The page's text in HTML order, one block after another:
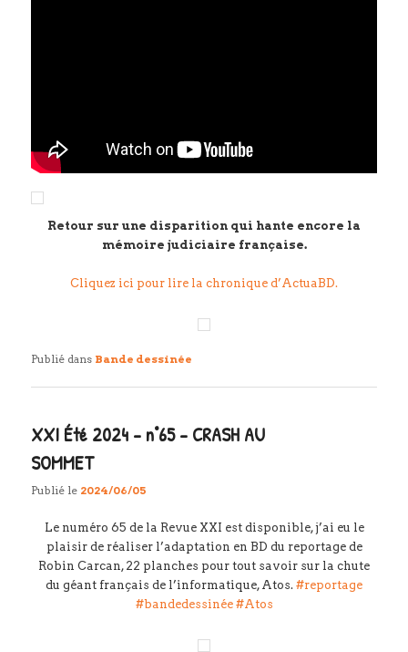
Retour sur une disparition qui hante encore la
mémoire judiciaire française.
Cliquez ici pour lire la chronique d’ActuaBD.
Publié dans Bande dessinée
XXI Été 2024 – n°65 – CRASH AU
SOMMET
Publié le 2024/06/05
Le numéro 65 de la Revue XXI est disponible, j’ai eu le
plaisir de réaliser l’adaptation en BD du reportage de
Robin Carcan, 22 planches pour tout savoir sur la chute
du géant français de l’informatique, Atos. #reportage
#bandedessinée #Atos